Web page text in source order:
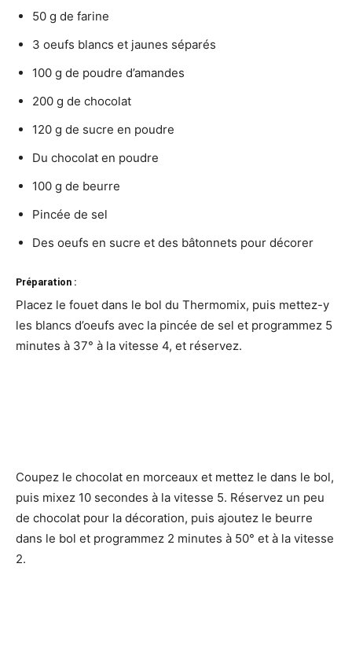
50 g de farine
3 oeufs blancs et jaunes séparés
100 g de poudre d’amandes
200 g de chocolat
120 g de sucre en poudre
Du chocolat en poudre
100 g de beurre
Pincée de sel
Des oeufs en sucre et des bâtonnets pour décorer
Préparation :
Placez le fouet dans le bol du Thermomix, puis mettez-y
les blancs d’oeufs avec la pincée de sel et programmez 5
minutes à 37° à la vitesse 4, et réservez.
Coupez le chocolat en morceaux et mettez le dans le bol,
puis mixez 10 secondes à la vitesse 5. Réservez un peu
de chocolat pour la décoration, puis ajoutez le beurre
dans le bol et programmez 2 minutes à 50° et à la vitesse
2.